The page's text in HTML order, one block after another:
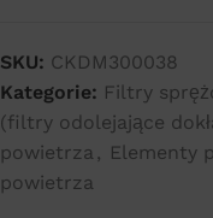
SKU: CKDM300038
Kategorie: Filtry
(filtry odolejające
powietrza , Elementy
powietrza